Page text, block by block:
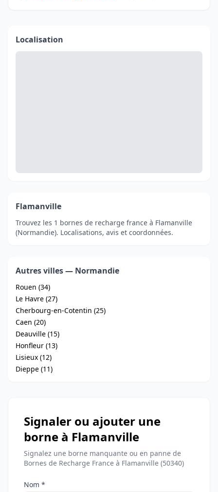
Localisation
Flamanville
Trouvez les 1 bornes de recharge france à Flamanville
(Normandie). Localisations, avis et coordonnées.
Autres villes — Normandie
Rouen (34)
Le Havre (27)
Cherbourg-en-Cotentin (25)
Caen (20)
Deauville (15)
Honfleur (13)
Lisieux (12)
Dieppe (11)
Signaler ou ajouter une
borne à Flamanville
Signalez une borne manquante ou en panne de
Bornes de Recharge France à Flamanville (50340)
Nom *